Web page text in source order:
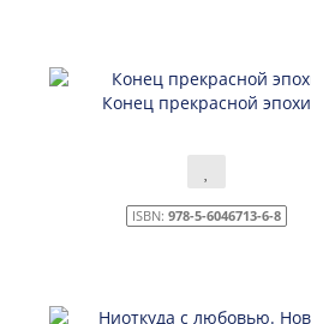
Конец прекрасной эпохи
ISBN:978-5-6046713-6-8